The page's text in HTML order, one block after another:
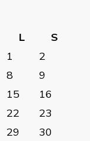
L
S
1
2
8
9
15
16
22
23
29
30